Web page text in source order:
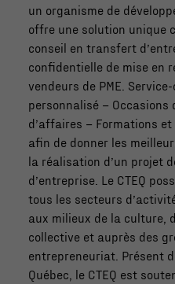
un organisme de
offre une solution unique
conseil en transfert
confidentielle de mise en
vendeurs de PME.
personnalisé – Occasions
d’affaires – Formations
afin de donner les
la réalisation d’un projet
d’entreprise. Le CTEQ
tous les secteurs
aux milieux de la culture,
collective et auprès des
entrepreneuriat. Présent
Québec, le CTEQ est